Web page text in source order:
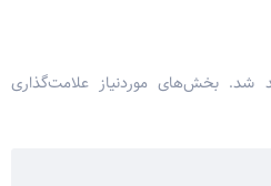
شد. بخش‌های موردنیاز علامت‌گذاری